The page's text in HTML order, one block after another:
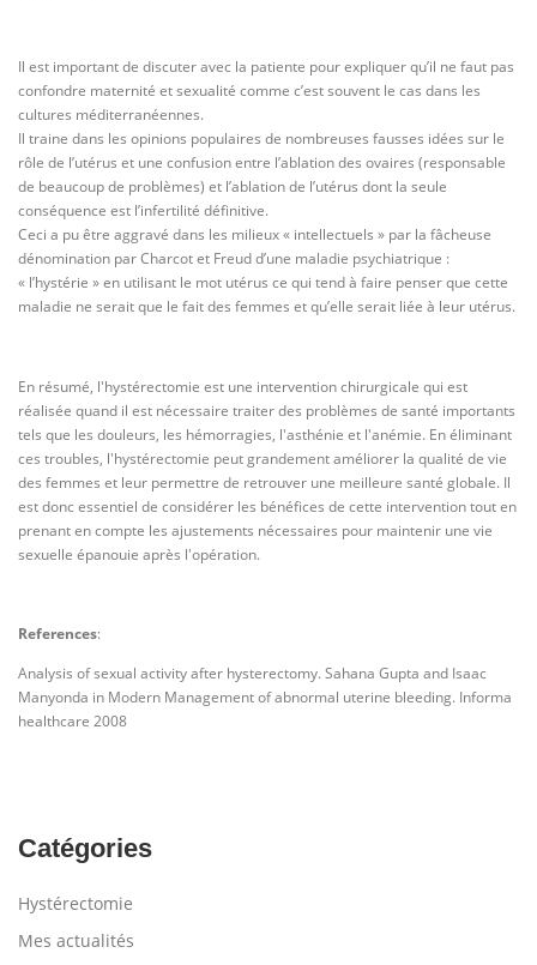
Il est important de discuter avec la patiente pour expliquer qu’il ne faut pas
confondre maternité et sexualité comme c’est souvent le cas dans les
cultures méditerranéennes.
Il traine dans les opinions populaires de nombreuses fausses idées sur le
rôle de l’utérus et une confusion entre l’ablation des ovaires (responsable
de beaucoup de problèmes) et l’ablation de l’utérus dont la seule
conséquence est l’infertilité définitive.
Ceci a pu être aggravé dans les milieux « intellectuels » par la fâcheuse
dénomination par Charcot et Freud d’une maladie psychiatrique :
« l’hystérie » en utilisant le mot utérus ce qui tend à faire penser que cette
maladie ne serait que le fait des femmes et qu’elle serait liée à leur utérus.
En résumé, l'hystérectomie est une intervention chirurgicale qui est
réalisée quand il est nécessaire traiter des problèmes de santé importants
tels que les douleurs, les hémorragies, l'asthénie et l'anémie. En éliminant
ces troubles, l'hystérectomie peut grandement améliorer la qualité de vie
des femmes et leur permettre de retrouver une meilleure santé globale. Il
est donc essentiel de considérer les bénéfices de cette intervention tout en
prenant en compte les ajustements nécessaires pour maintenir une vie
sexuelle épanouie après l'opération.
References:
Analysis of sexual activity after hysterectomy. Sahana Gupta and Isaac
Manyonda in Modern Management of abnormal uterine bleeding. Informa
healthcare 2008
Catégories
Hystérectomie
Mes actualités